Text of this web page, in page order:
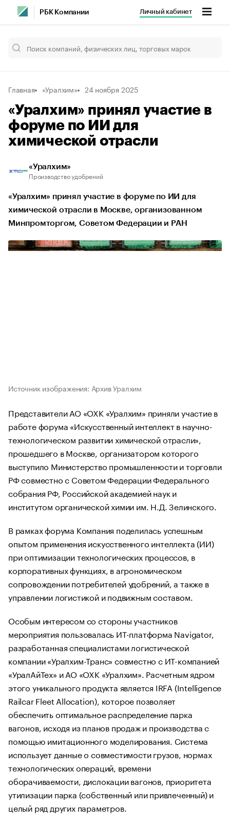
РБК Компании Личный кабинет
Главная «Уралхим» 24 ноября 2025
«Уралхим» принял участие в
форуме по ИИ для
химической отрасли
«Уралхим»
Производство удобрений
«Уралхим» принял участие в форуме по ИИ для
химической отрасли в Москве, организованном
Минпромторгом, Советом Федерации и РАН
Источник изображения: Архив Уралхим
Представители АО «ОХК «Уралхим» приняли участие в
работе форума «Искусственный интеллект в научно-
технологическом развитии химической отрасли»,
прошедшего в Москве, организатором которого
выступило Министерство промышленности и торговли
РФ совместно с Советом Федерации Федерального
собрания РФ, Российской академией наук и
институтом органической химии им. Н.Д. Зелинского.
В рамках форума Компания поделилась успешным
опытом применения искусственного интеллекта (ИИ)
при оптимизации технологических процессов, в
корпоративных функциях, в агрономическом
сопровождении потребителей удобрений, а также в
управлении логистикой и подвижным составом.
Особым интересом со стороны участников
мероприятия пользовалась ИТ-платформа Navigator,
разработанная специалистами логистической
компании «Уралхим-Транс» совместно с ИТ-компанией
«УралАйТех» и АО «ОХК «Уралхим». Расчетным ядром
этого уникального продукта является IRFA (Intelligence
Railcar Fleet Allocation), которое позволяет
обеспечить оптимальное распределение парка
вагонов, исходя из планов продаж и производства с
помощью имитационного моделирования. Система
использует данные о совместимости грузов, нормах
технологических операций, времени
оборачиваемости, дислокации вагонов, приоритета
утилизации парка (собственный или привлеченный) и
целый ряд других параметров.